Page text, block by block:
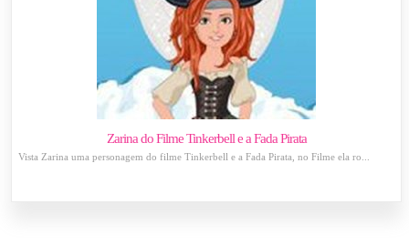
Zarina do Filme Tinkerbell e a Fada Pirata
Vista Zarina uma personagem do filme Tinkerbell e a Fada Pirata, no Filme ela ro...